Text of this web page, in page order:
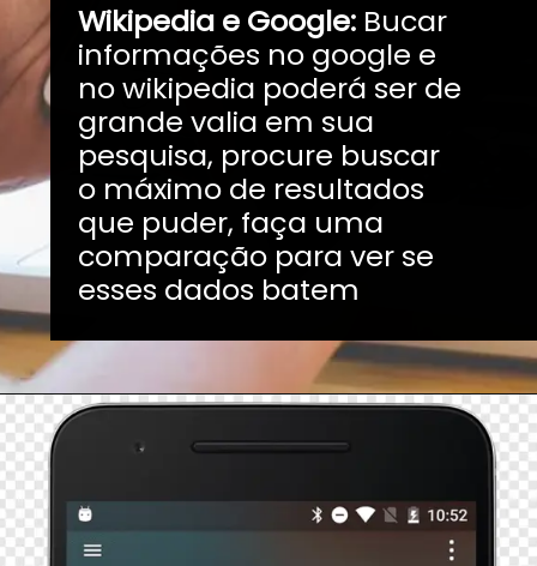
Wikipedia e Google: Bucar
informações no google e
no wikipedia poderá ser de
grande valia em sua
pesquisa, procure buscar
o máximo de resultados
que puder, faça uma
comparação para ver se
esses dados batem